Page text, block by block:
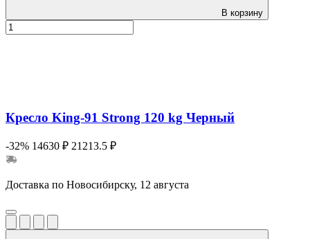
В корзину
Кресло King-91 Strong 120 kg Черный
-32% 14630 ₽ 21213.5 ₽
Доставка по Новосибирску, 12 августа